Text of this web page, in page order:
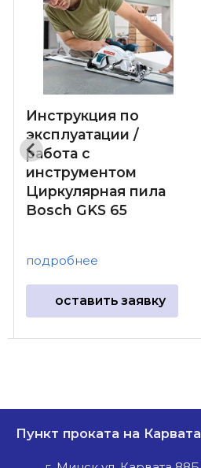
Инструкция по
эксплуатации /
работа с
инструментом
Циркулярная пила
Bosch GKS 65
подробнее
оставить заявку
Пункт проката на Карвата